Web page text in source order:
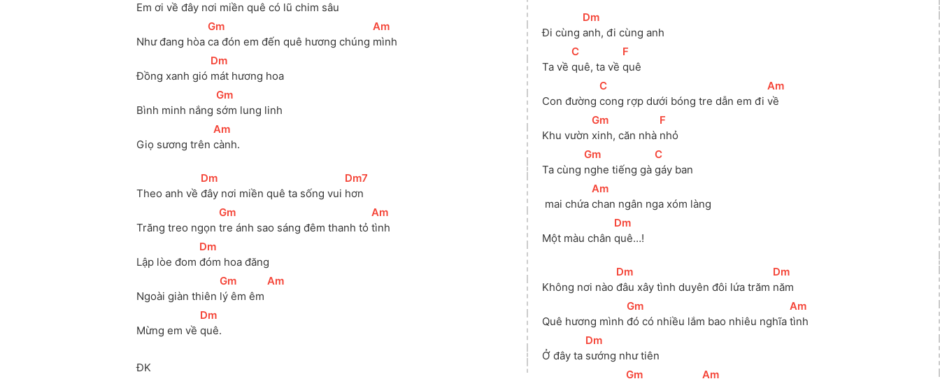
Em ơi về đây nơi miền quê có lũ chim sâu
Như đang hòa
[
Gm
ca đón em đến quê hương chúng
[
Am
mình
Đồng xanh gió
[Dm
mát hương hoa
Bình minh nắng
[
Gm
sớm lung linh
Giọ sương trên
[
Am
cành.
Theo anh về
[Dm
đây nơi miền quê ta sống vui
[Dm7
hơn
Trăng treo ngọn
[
Gm
tre ánh sao sáng đêm thanh tỏ
[
Am
tình
Lập lòe đom
[Dm
đóm hoa đăng
Ngoài giàn thiên
[
Gm
lý êm êm
[
Am
Mừng em về
[Dm
quê.
ĐK
Đi cùng
[Dm
anh, đi cùng anh
Ta về
[
C
quê, ta về
[F
quê
Con đường
[
C
cong rợp dưới bóng tre dẫn em đi
[
Am
về
Khu vườn
[
Gm
xinh, căn nhà
[F
nhỏ
Ta cùng
[
Gm
nghe tiếng gà
[
C
gáy ban
mai chứa
[
Am
chan ngân nga xóm làng
Một màu chân
[Dm
quê…!
Không nơi nào
[Dm
đâu xây tình duyên đôi lứa trăm
[Dm
năm
Quê hương mình
[
Gm
đó có nhiều lắm bao nhiêu nghĩa
[
Am
tình
Ở đây ta
[Dm
sướng như tiên
[
Gm [
Am